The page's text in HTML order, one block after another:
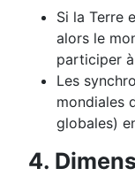
Si la Terre
alors le
participer
Les
mondiales
globales)
4.